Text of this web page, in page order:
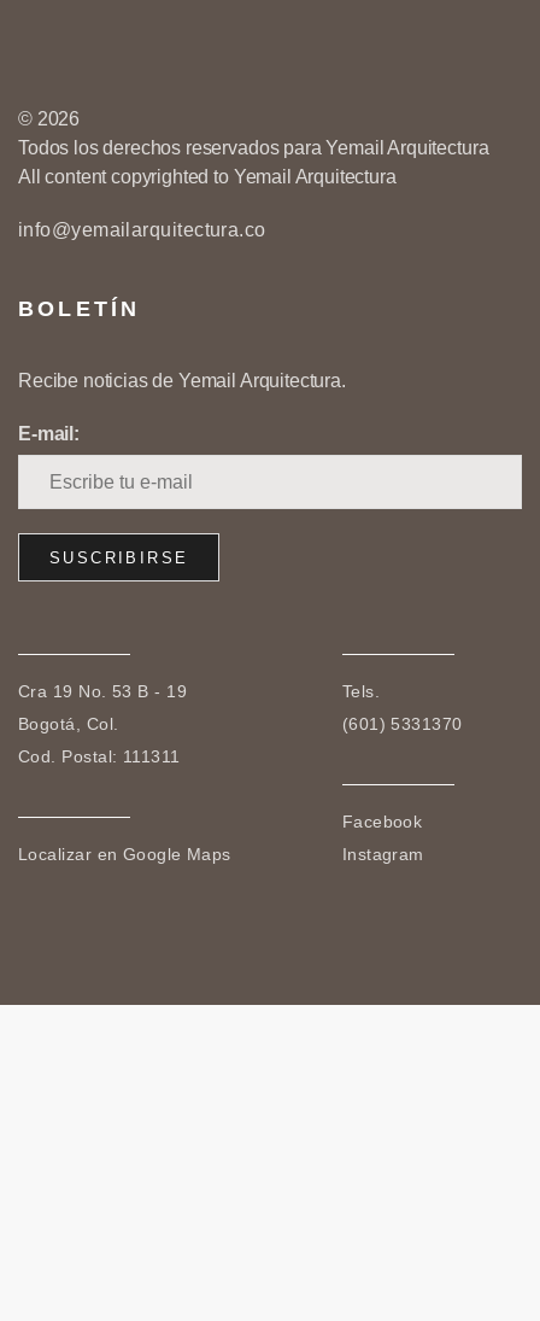
© 2026
Todos los derechos reservados para Yemail Arquitectura
All content copyrighted to Yemail Arquitectura
info@yemailarquitectura.co
BOLETÍN
Recibe noticias de Yemail Arquitectura.
E-mail:
Cra 19 No. 53 B - 19
Bogotá, Col.
Cod. Postal: 111311
Localizar en Google Maps
Tels.
(601) 5331370
Facebook
Instagram